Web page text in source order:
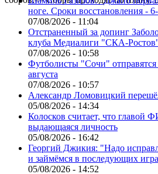
ноге. Сроки восстановления -
07/08/2026 - 11:04
Отстраненный за допинг
клуба Медиалиги "СКА-
07/08/2026 - 10:58
Футболисты "Сочи"
августа
07/08/2026 - 10:57
Александр Ломовицкий
05/08/2026 - 14:34
Колосков считает, что главой
выдающаяся личность
05/08/2026 - 16:42
Георгий Джикия: "Надо
и займёмся в последующих
05/08/2026 - 14:52